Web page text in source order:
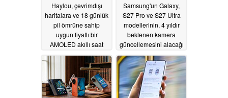
Haylou, çevrimdışı
haritalara ve 18 günlük
pil ömrüne sahip
uygun fiyatlı bir
AMOLED akıllı saat
piyasaya sürdü
07/07/2026
Samsung'un Galaxy,
S27 Pro ve S27 Ultra
modellerinin, 4 yıldır
beklenen kamera
güncellemesini alacağı
söyleniyor07/03/2026